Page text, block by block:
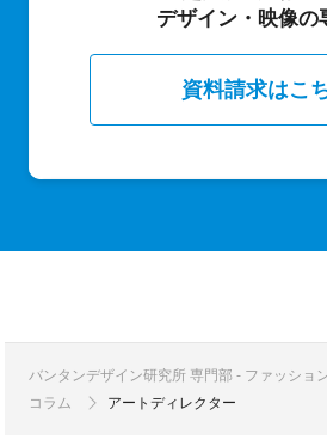
デザイン・映像の
資料請求はこ
バンタンデザイン研究所 専門部 - ファッシ
コラム
アートディレクター